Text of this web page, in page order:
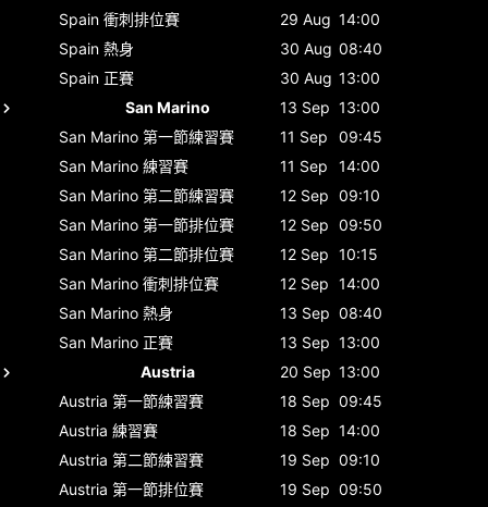
Spain 衝刺排位賽 29 Aug 14:00
Spain 熱身 30 Aug 08:40
Spain 正賽 30 Aug 13:00
San Marino
13 Sep 13:00
San Marino 第一節練習賽 11 Sep
09:45
San Marino 練習賽 11 Sep
14:00
San Marino 第二節練習賽 12 Sep 09:10
San Marino 第一節排位賽 12 Sep 09:50
San Marino 第二節排位賽 12 Sep 10:15
San Marino 衝刺排位賽 12 Sep 14:00
San Marino 熱身 13 Sep 08:40
San Marino 正賽 13 Sep 13:00
Austria
20 Sep 13:00
Austria 第一節練習賽 18 Sep 09:45
Austria 練習賽 18 Sep 14:00
Austria 第二節練習賽 19 Sep 09:10
Austria 第一節排位賽 19 Sep 09:50